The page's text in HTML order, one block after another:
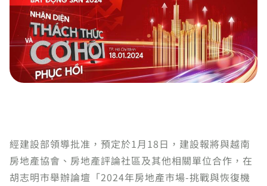
經建設部領導批准，預定於1月18日，建設報將與越南
房地產協會、房地產評論社區及其他相關單位合作，在
胡志明市舉辦論壇「2024年房地產市場-挑戰與恢復機